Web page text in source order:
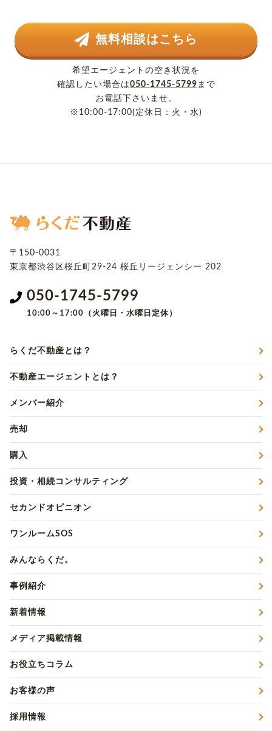
無料相談はこちら
希望エージェントの空き状況を
確認したい場合は050-1745-5799 まで
お電話下さいませ。
※10:00-17:00(定休日：火・水)
〒150-0031
東京都渋谷区桜丘町29-24 桜丘リージェンシー 202
050-1745-5799
10:00～17:00（火曜日・水曜日定休）
らくだ不動産とは？
不動産エージェントとは？
メンバー紹介
売却
購入
投資・相続コンサルティング
セカンドオピニオン
ワンルームSOS
みんならくだ。
事例紹介
新着情報
メディア掲載情報
お役立ちコラム
お客様の声
採用情報